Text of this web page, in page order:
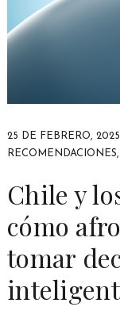
25 DE FEBRERO, 2025
RECOMENDACIONES,
Chile y
cómo
tomar